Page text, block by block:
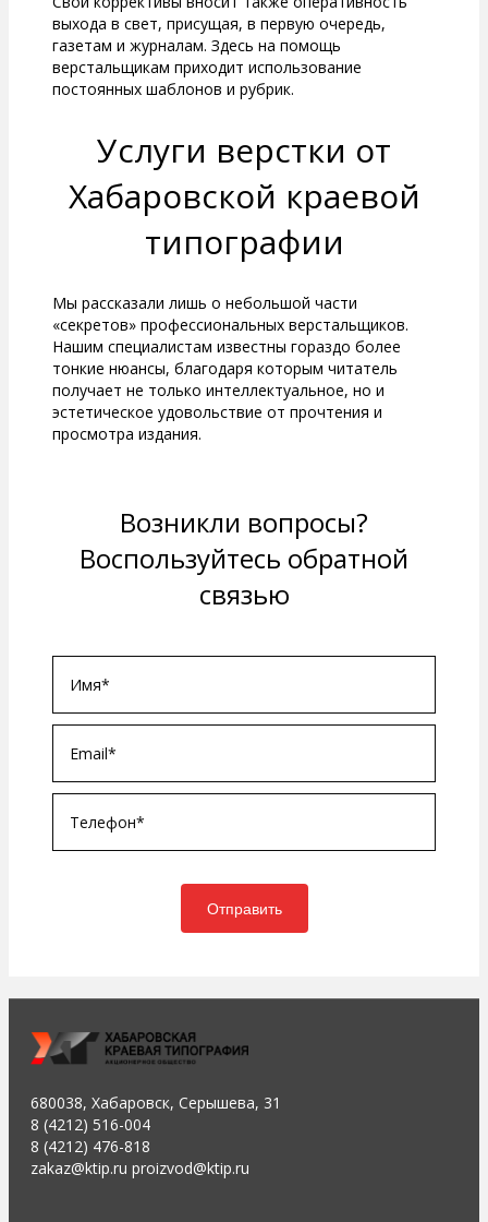
выхода в свет, присущая, в первую очередь,
газетам и журналам. Здесь на помощь
верстальщикам приходит использование
постоянных шаблонов и рубрик.
Услуги верстки от
Хабаровской краевой
типографии
Мы рассказали лишь о небольшой части
«секретов» профессиональных верстальщиков.
Нашим специалистам известны гораздо более
тонкие нюансы, благодаря которым читатель
получает не только интеллектуальное, но и
эстетическое удовольствие от прочтения и
просмотра издания.
Возникли вопросы?
Воспользуйтесь обратной
связью
Отправить
680038, Хабаровск, Серышева, 31
8 (4212) 516-004
8 (4212) 476-818
zakaz@ktip.ru proizvod@ktip.ru